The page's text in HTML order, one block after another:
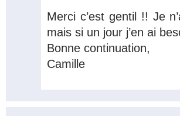
Merci c’est gentil !! Je
mais si un jour j’en ai
Bonne continuation,
Camille